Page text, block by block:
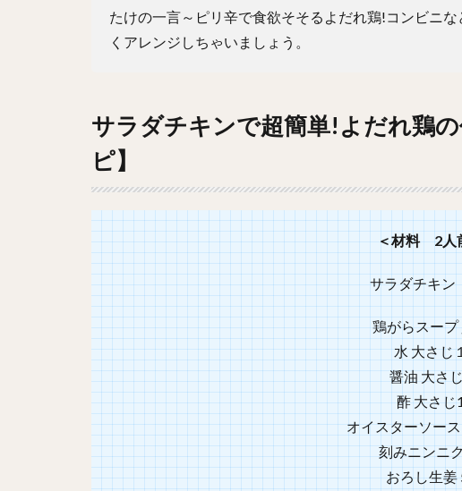
たけの一言～ピリ辛で食欲そそるよだれ鶏!コンビニ
くアレンジしちゃいましょう。
サラダチキンで超簡単!よだれ鶏
ピ】
＜材料 2人
サラダチキ
鶏がらスープ
水 大さじ
醤油 大さ
酢 大さじ
オイスターソー
刻みニンニ
おろし生姜